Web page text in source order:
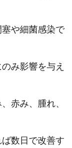
や細菌感染で
み影響を与え
赤み、腫れ、
数日で改善す